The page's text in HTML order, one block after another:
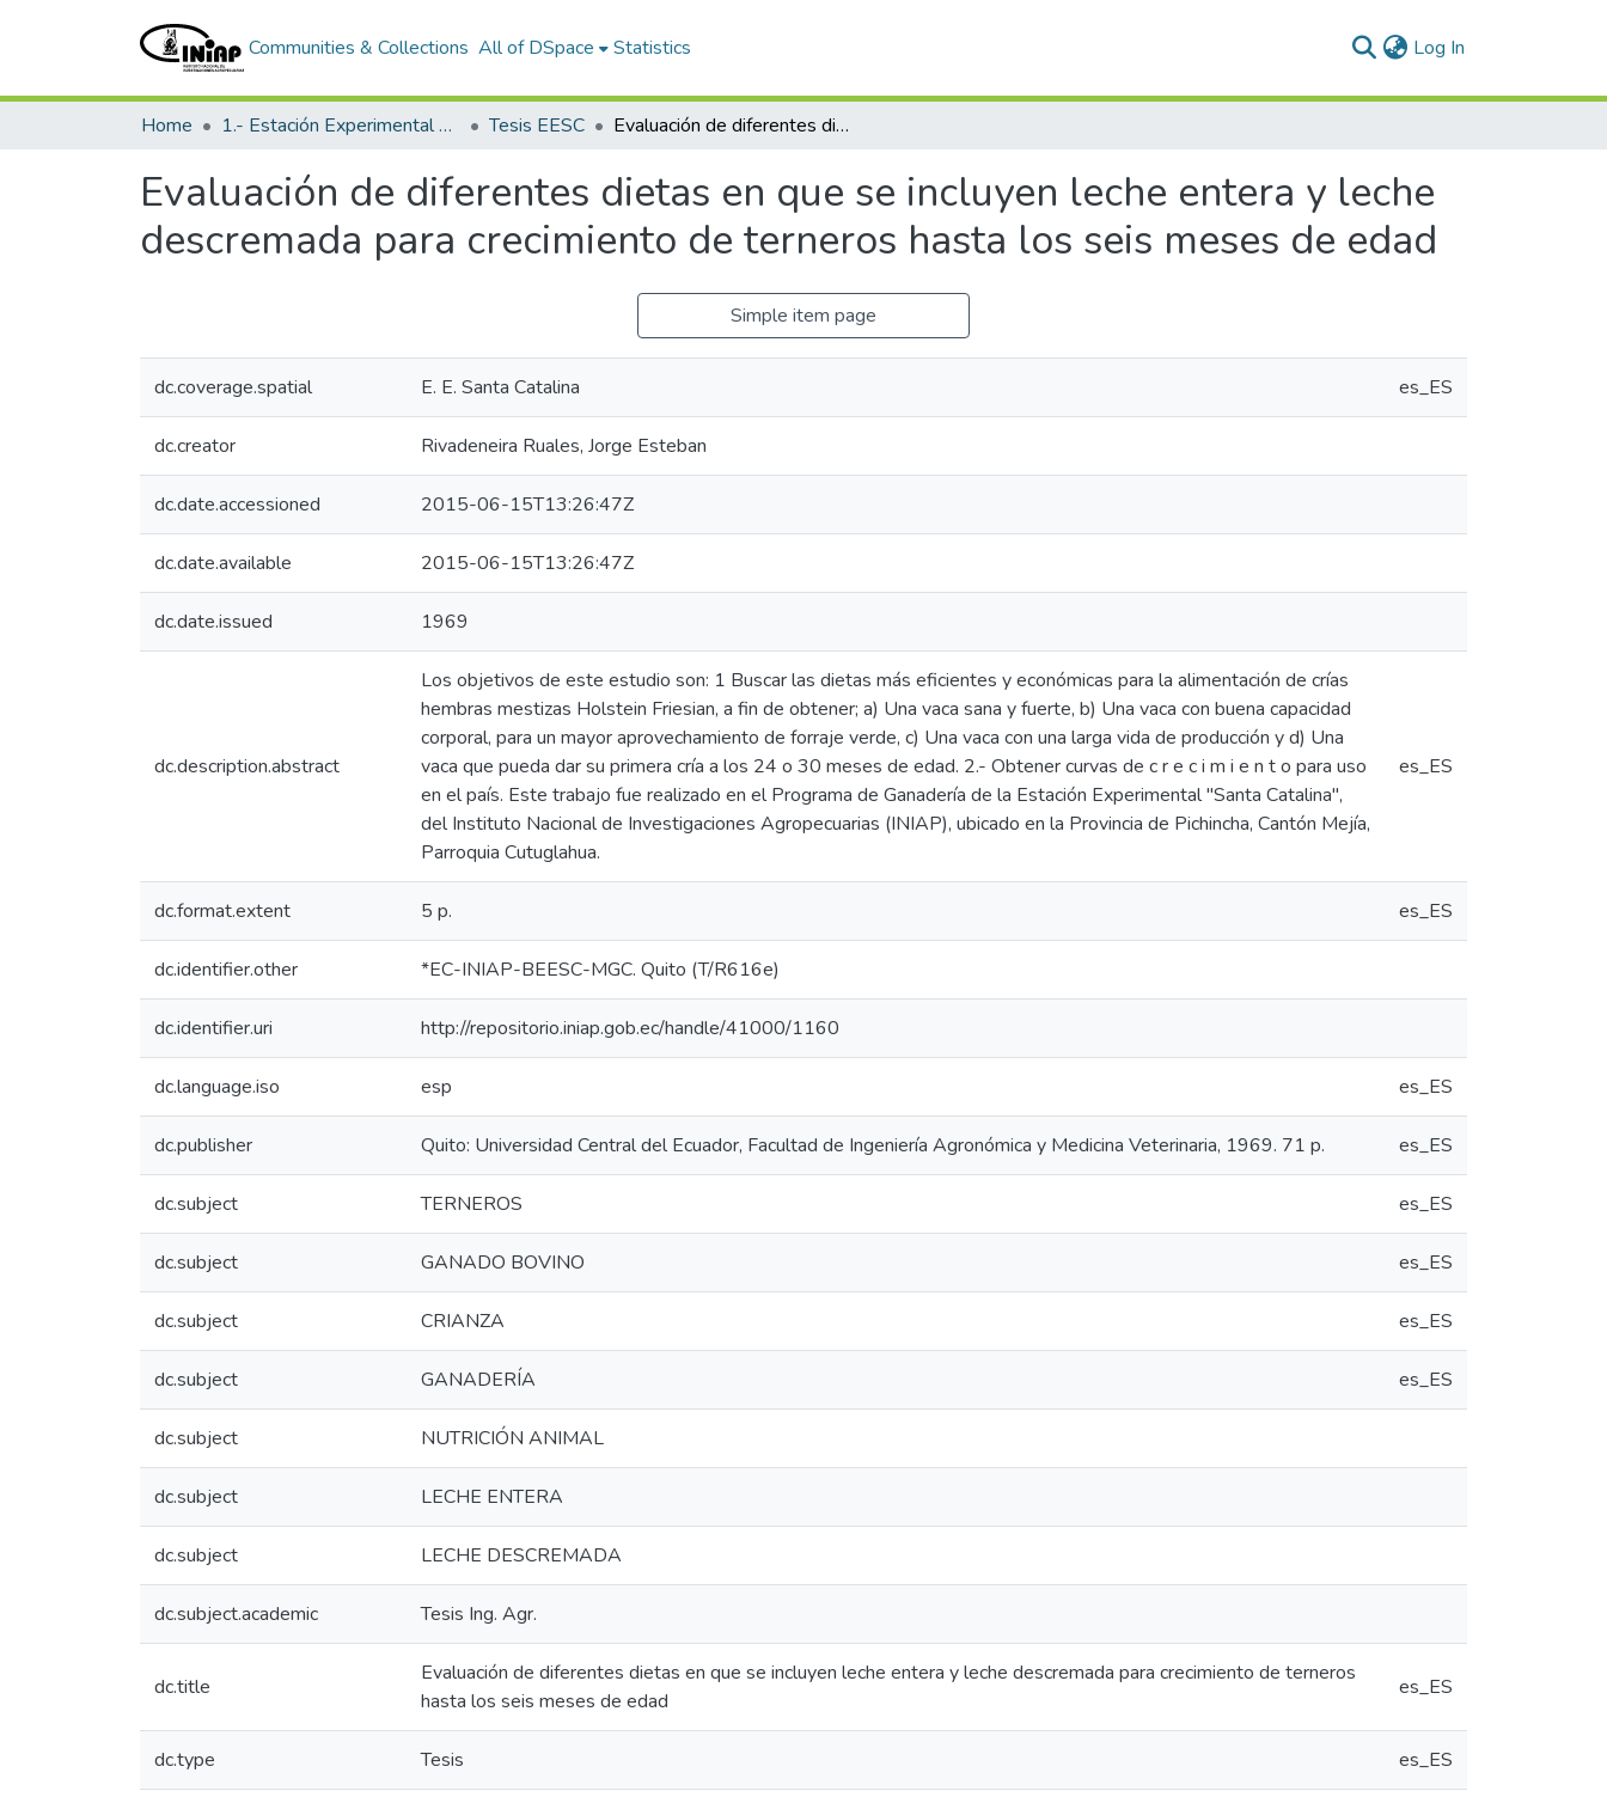
Communities & Collections All of DSpace Statistics Log In
Home 1.- Estación Experimental Santa Catalina Tesis EESC Evaluación de diferentes dietas en que se incluyen leche entera y leche descremada para crecimiento de terneros hasta los seis meses de edad
Evaluación de diferentes dietas en que se incluyen leche entera y leche
descremada para crecimiento de terneros hasta los seis meses de edad
Simple item page
dc.coverage.spatial E. E. Santa Catalina es_ES
dc.creator Rivadeneira Ruales, Jorge Esteban
dc.date.accessioned 2015-06-15T13:26:47Z
dc.date.available 2015-06-15T13:26:47Z
dc.date.issued 1969
dc.description.abstract
Los objetivos de este estudio son: 1 Buscar las dietas más eficientes y económicas para la alimentación de crías
hembras mestizas Holstein Friesian, a fin de obtener; a) Una vaca sana y fuerte, b) Una vaca con buena capacidad
corporal, para un mayor aprovechamiento de forraje verde, c) Una vaca con una larga vida de producción y d) Una
vaca que pueda dar su primera cría a los 24 o 30 meses de edad. 2.- Obtener curvas de c r e c i m i e n t o para uso
en el país. Este trabajo fue realizado en el Programa de Ganadería de la Estación Experimental "Santa Catalina",
del Instituto Nacional de Investigaciones Agropecuarias (INIAP), ubicado en la Provincia de Pichincha, Cantón Mejía,
Parroquia Cutuglahua.
es_ES
dc.format.extent 5 p. es_ES
dc.identifier.other *EC-INIAP-BEESC-MGC. Quito (T/R616e)
dc.identifier.uri http://repositorio.iniap.gob.ec/handle/41000/1160
dc.language.iso esp es_ES
dc.publisher Quito: Universidad Central del Ecuador, Facultad de Ingeniería Agronómica y Medicina Veterinaria, 1969. 71 p. es_ES
dc.subject TERNEROS es_ES
dc.subject GANADO BOVINO es_ES
dc.subject CRIANZA es_ES
dc.subject GANADERÍA es_ES
dc.subject NUTRICIÓN ANIMAL
dc.subject LECHE ENTERA
dc.subject LECHE DESCREMADA
dc.subject.academic Tesis Ing. Agr.
dc.title
Evaluación de diferentes dietas en que se incluyen leche entera y leche descremada para crecimiento de terneros
hasta los seis meses de edad
es_ES
dc.type Tesis es_ES